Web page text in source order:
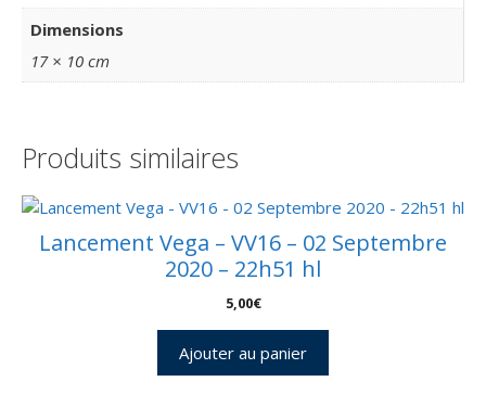
Dimensions
17 × 10 cm
Produits similaires
Lancement Vega – VV16 – 02 Septembre
2020 – 22h51 hl
5,00€
Ajouter au panier